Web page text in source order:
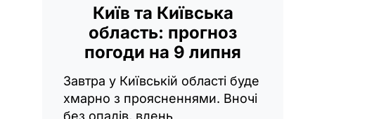
Київ та Київська
область: прогноз
погоди на 9 липня
Завтра у Київській області буде
хмарно з проясненнями. Вночі
без опадів, вдень